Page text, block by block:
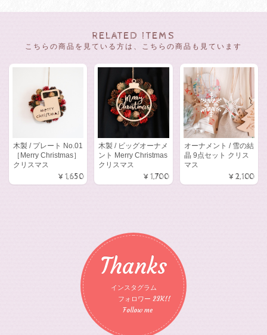
RELATED ITEMS
こちらの商品を見ている方は、こちらの商品も見ています
木製 / プレート No.01
［Merry Christmas］
クリスマス
¥1,650
木製 / ビッグオーナメ
ント Merry Christmas
クリスマス
¥1,700
オーナメント / 雪の結
晶 9点セット クリス
マス
¥2,100
Thanks
インスタグラム
フォロワー 23K!!
Follow me